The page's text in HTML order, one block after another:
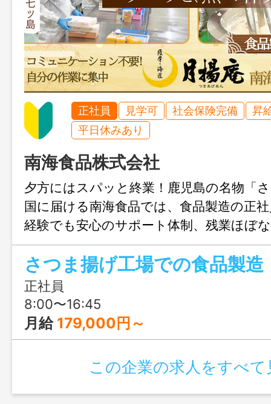
正社員 見学可 社会保険完備
昇
平日休みあり
南海食品株式会社
夕方にはスパッと終業！鹿児島の名物「
国に届ける南海食品では、食品製造の正
経験でも安心のサポート体制、残業ほぼ
立もOK。人間関係のストレスが少なく、
中できる環境で、安定した働き方を叶え
さつま揚げ工場での食品製造
正社員
8:00〜16:45
月給 179,000円～
この企業の求人をすべて